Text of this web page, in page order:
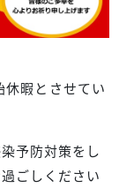
暇とさせてい
予防対策をし
ごしください